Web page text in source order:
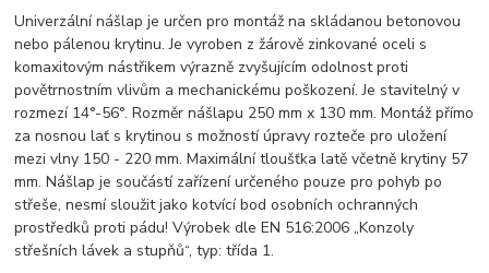
Univerzální nášlap je určen pro montáž na skládanou betonovou
nebo pálenou krytinu. Je vyroben z žárově zinkované oceli s
komaxitovým nástřikem výrazně zvyšujícím odolnost proti
povětrnostním vlivům a mechanickému poškození. Je stavitelný v
rozmezí 14°-56°. Rozměr nášlapu 250 mm x 130 mm. Montáž přímo
za nosnou lať s krytinou s možností úpravy rozteče pro uložení
mezi vlny 150 - 220 mm. Maximální tloušťka latě včetně krytiny 57
mm. Nášlap je součástí zařízení určeného pouze pro pohyb po
střeše, nesmí sloužit jako kotvící bod osobních ochranných
prostředků proti pádu! Výrobek dle EN 516:2006 „Konzoly
střešních lávek a stupňů“, typ: třída 1.